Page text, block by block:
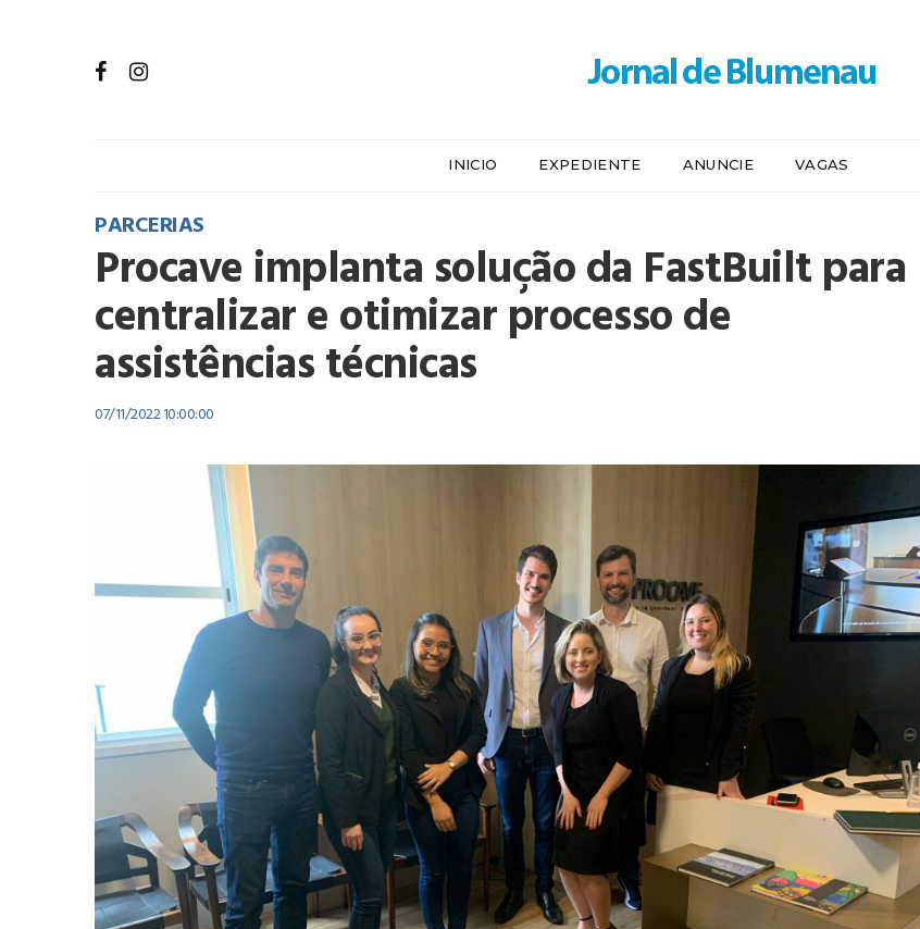
INICIO EXPEDIENTE ANUNCIE VAGAS
PARCERIAS
Procave implanta solução da FastBuilt para
centralizar e otimizar processo de
assistências técnicas
07/11/2022 10:00:00